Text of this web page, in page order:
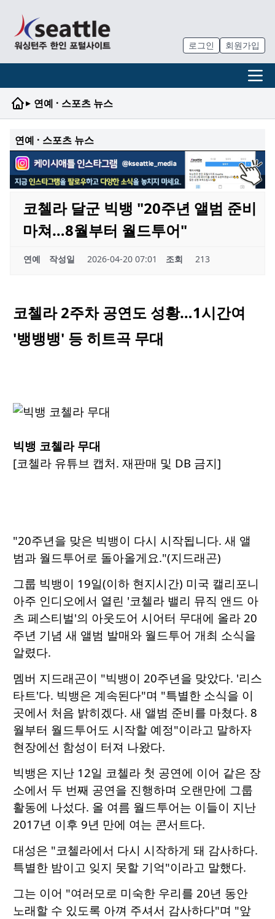
로그인 회원가입
▸ 연예 · 스포츠 뉴스
연예 · 스포츠 뉴스
코첼라 달군 빅뱅 "20주년 앨범 준비
마쳐…8월부터 월드투어"
연예 작성일 2026-04-20 07:01 조회 213
코첼라 2주차 공연도 성황…1시간여
'뱅뱅뱅' 등 히트곡 무대
빅뱅 코첼라 무대
[코첼라 유튜브 캡처. 재판매 및 DB 금지]
"20주년을 맞은 빅뱅이 다시 시작됩니다. 새 앨
범과 월드투어로 돌아올게요."(지드래곤)
그룹 빅뱅이 19일(이하 현지시간) 미국 캘리포니
아주 인디오에서 열린 '코첼라 밸리 뮤직 앤드 아
츠 페스티벌'의 아웃도어 시어터 무대에 올라 20
주년 기념 새 앨범 발매와 월드투어 개최 소식을
알렸다.
멤버 지드래곤이 "빅뱅이 20주년을 맞았다. '리스
타트'다. 빅뱅은 계속된다"며 "특별한 소식을 이
곳에서 처음 밝히겠다. 새 앨범 준비를 마쳤다. 8
월부터 월드투어도 시작할 예정"이라고 말하자
현장에선 함성이 터져 나왔다.
빅뱅은 지난 12일 코첼라 첫 공연에 이어 같은 장
소에서 두 번째 공연을 진행하며 오랜만에 그룹
활동에 나섰다. 올 여름 월드투어는 이들이 지난
2017년 이후 9년 만에 여는 콘서트다.
대성은 "코첼라에서 다시 시작하게 돼 감사하다.
특별한 밤이고 잊지 못할 기억"이라고 말했다.
그는 이어 "여러모로 미숙한 우리를 20년 동안
노래할 수 있도록 아껴 주셔서 감사하다"며 "앞